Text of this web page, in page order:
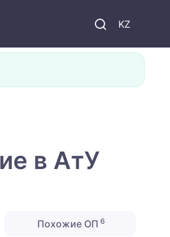
KZ
в АтУ
Похожие ОП 6